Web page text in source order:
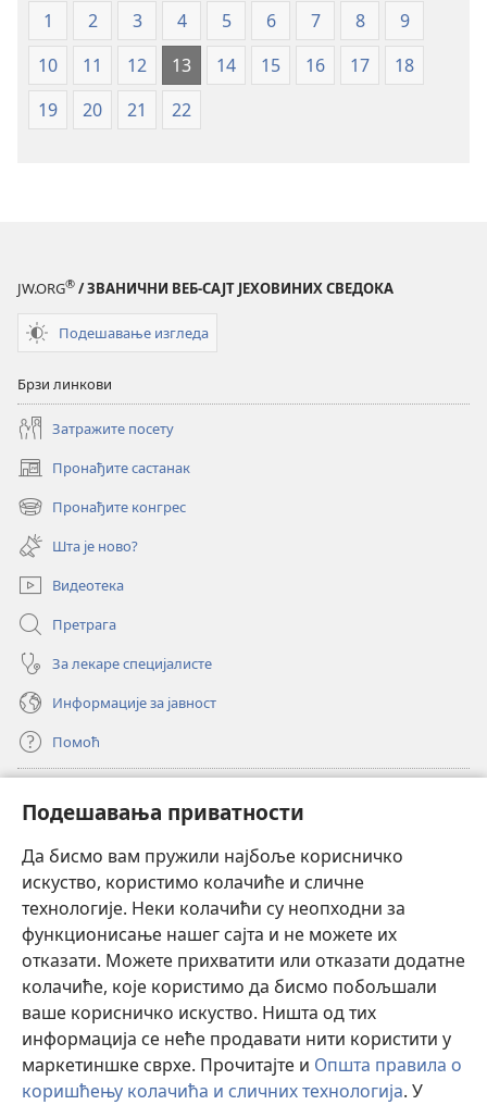
Подешавања приватности
Да бисмо вам пружили најбоље корисничко
искуство, користимо колачиће и сличне
технологије. Неки колачићи су неопходни за
функционисање нашег сајта и не можете их
отказати. Можете прихватити или отказати додатне
колачиће, које користимо да бисмо побољшали
ваше корисничко искуство. Ништа од тих
информација се неће продавати нити користити у
маркетиншке сврхе. Прочитајте и Општа правила о
коришћењу колачића и сличних технологија. У
(ревидирано
издање
(ревидирано
издање
1 2 3 4 5 6 7 8
9
10
11 12 13 14 15 16 17
18
19
20 21 22
JW.ORG® / ЗВАНИЧНИ ВЕБ-САЈТ ЈЕХОВИНИХ СВЕДОКА
Подешавање изгледа
Брзи линкови
Затражите посету
Пронађите састанак
(отвара
нови
прозор)
Пронађите конгрес
(отвара
нови
прозор)
Шта је ново?
Видеотека
Претрага
За лекаре специјалисте
Информације за јавност
Помоћ
(отвара
нови
прозор)ОНЛАЈН БИБЛИОТЕКА Watchtower
(отвара
нови
прозор)JW Hub®
(отвара
нови
прозор)JW Library
Watchtower Library ®